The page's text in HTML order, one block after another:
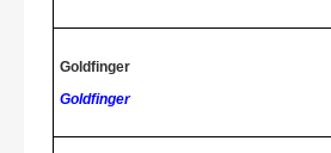
Goldfinger
Goldfinger